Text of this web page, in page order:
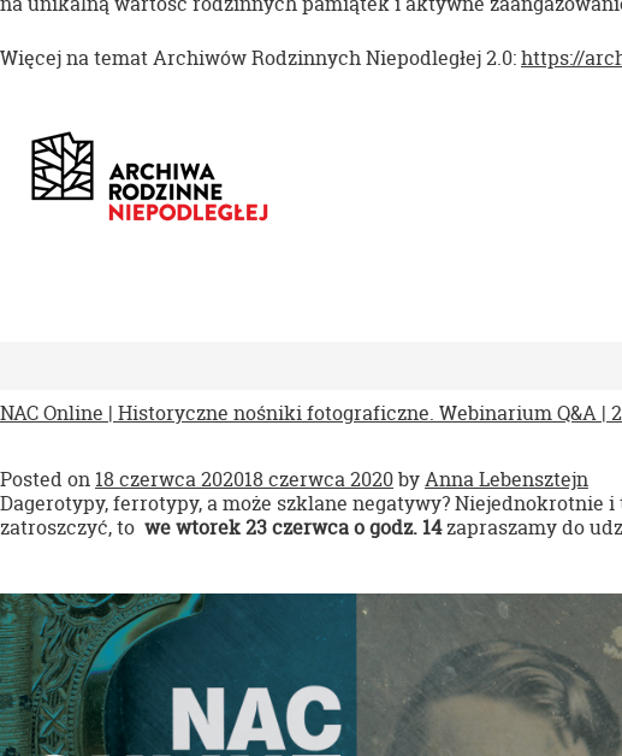
Więcej na temat Archiwów Rodzinnych Niepodległej 2.0:https://
NAC Online | Historyczne nośniki fotograficzne. Webinarium Q&A |
Posted on 18 czerwca 202018 czerwca 2020byAnna Lebensztejn
Dagerotypy, ferrotypy, a może szklane negatywy?
zatroszczyć, to we wtorek 23 czerwca o godz. 14zapraszamy do